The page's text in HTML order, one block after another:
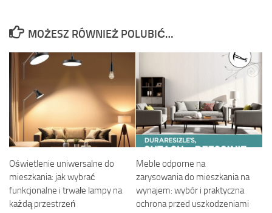
MOŻESZ RÓWNIEŻ POLUBIĆ…
Oświetlenie uniwersalne do
mieszkania: jak wybrać
funkcjonalne i trwałe lampy na
każdą przestrzeń
Meble odporne na
zarysowania do mieszkania na
wynajem: wybór i praktyczna
ochrona przed uszkodzeniami